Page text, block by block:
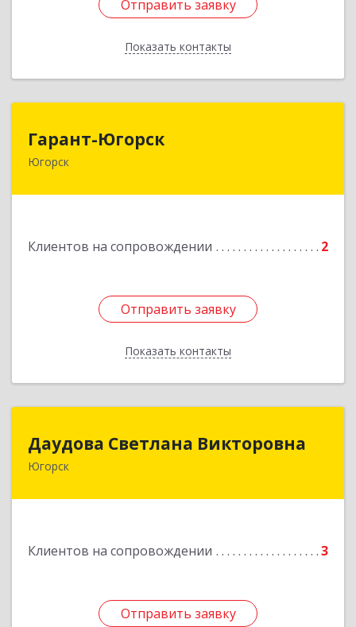
Отправить заявку
Показать контакты
Отправить заявку
Назад
Гарант-Югорск
Югорск
Клиентов на сопровождении 2
Отправить заявку
Показать контакты
628260, Ханты-Мансийский Автономный округ
Отправить заявку
Назад
Даудова Светлана Викторовна
Югорск
Клиентов на сопровождении 3
Отправить заявку
Отправить заявку